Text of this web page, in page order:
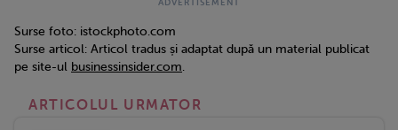
Surse foto: istockphoto.com
Surse articol: Articol tradus și adaptat după un material publicat
pe site-ul businessinsider.com.
ARTICOLUL URMATOR